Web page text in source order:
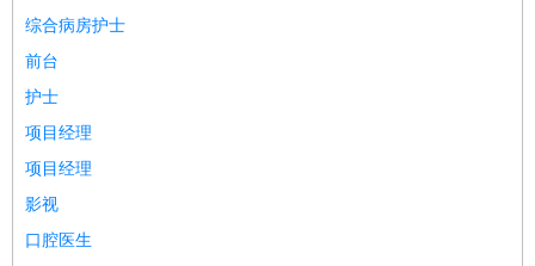
综合病房护士
前台
护士
项目经理
项目经理
影视
口腔医生